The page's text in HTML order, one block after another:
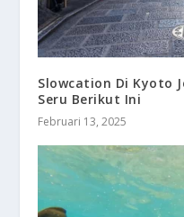
Slowcation Di Kyoto
Seru Berikut Ini
Februari 13, 2025